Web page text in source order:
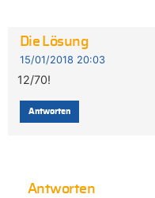
Die Lösung
15/01/2018 20:03
12/70!
Antworten
Antworten